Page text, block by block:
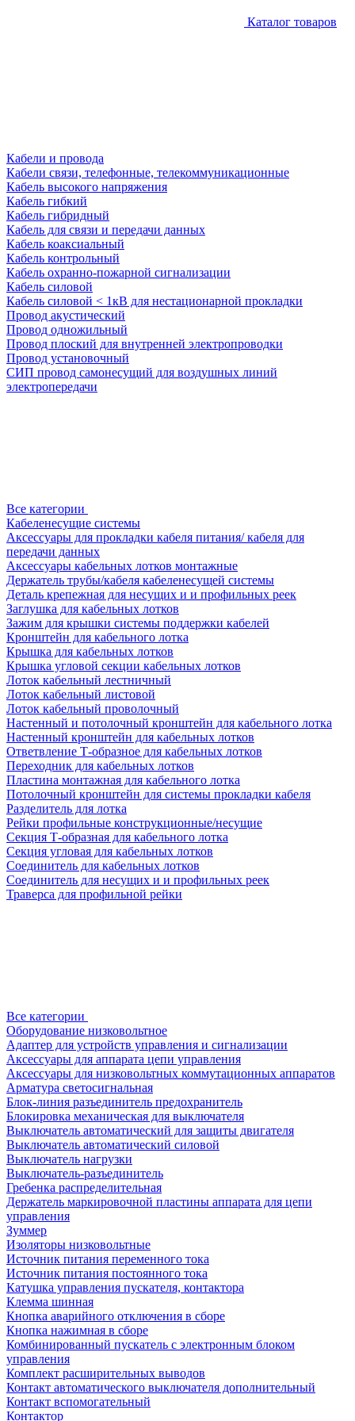
Каталог товаров
Кабели и провода
Кабели связи, телефонные, телекоммуникационные
Кабель высокого напряжения
Кабель гибкий
Кабель гибридный
Кабель для связи и передачи данных
Кабель коаксиальный
Кабель контрольный
Кабель охранно-пожарной сигнализации
Кабель силовой
Кабель силовой < 1кВ для нестационарной прокладки
Провод акустический
Провод одножильный
Провод плоский для внутренней электропроводки
Провод установочный
СИП провод самонесущий для воздушных линий
электропередачи
Все категории
Кабеленесущие системы
Аксессуары для прокладки кабеля питания/ кабеля для
передачи данных
Аксессуары кабельных лотков монтажные
Держатель трубы/кабеля кабеленесущей системы
Деталь крепежная для несущих и и профильных реек
Заглушка для кабельных лотков
Зажим для крышки системы поддержки кабелей
Кронштейн для кабельного лотка
Крышка для кабельных лотков
Крышка угловой секции кабельных лотков
Лоток кабельный лестничный
Лоток кабельный листовой
Лоток кабельный проволочный
Настенный и потолочный кронштейн для кабельного лотка
Настенный кронштейн для кабельных лотков
Ответвление Т-образное для кабельных лотков
Переходник для кабельных лотков
Пластина монтажная для кабельного лотка
Потолочный кронштейн для системы прокладки кабеля
Разделитель для лотка
Рейки профильные конструкционные/несущие
Секция Т-образная для кабельного лотка
Секция угловая для кабельных лотков
Соединитель для кабельных лотков
Соединитель для несущих и и профильных реек
Траверса для профильной рейки
Все категории
Оборудование низковольтное
Адаптер для устройств управления и сигнализации
Аксессуары для аппарата цепи управления
Аксессуары для низковольтных коммутационных аппаратов
Арматура светосигнальная
Блок-линия разъединитель предохранитель
Блокировка механическая для выключателя
Выключатель автоматический для защиты двигателя
Выключатель автоматический силовой
Выключатель нагрузки
Выключатель-разъединитель
Гребенка распределительная
Держатель маркировочной пластины аппарата для цепи
управления
Зуммер
Изоляторы низковольтные
Источник питания переменного тока
Источник питания постоянного тока
Катушка управления пускателя, контактора
Клемма шинная
Кнопка аварийного отключения в сборе
Кнопка нажимная в сборе
Комбинированный пускатель с электронным блоком
управления
Комплект расширительных выводов
Контакт автоматического выключателя дополнительный
Контакт вспомогательный
Контактор